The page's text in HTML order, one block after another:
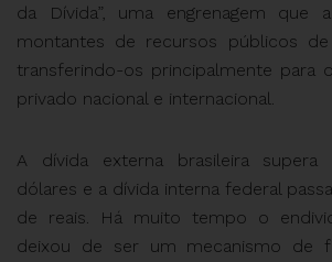
da Dívida”, uma engrenagem que
montantes de recursos públicos de
transferindo-os principalmente para
privado nacional e internacional.
A dívida externa brasileira
dólares e a dívida interna federal
de reais. Há muito tempo o
deixou de ser um mecanismo de